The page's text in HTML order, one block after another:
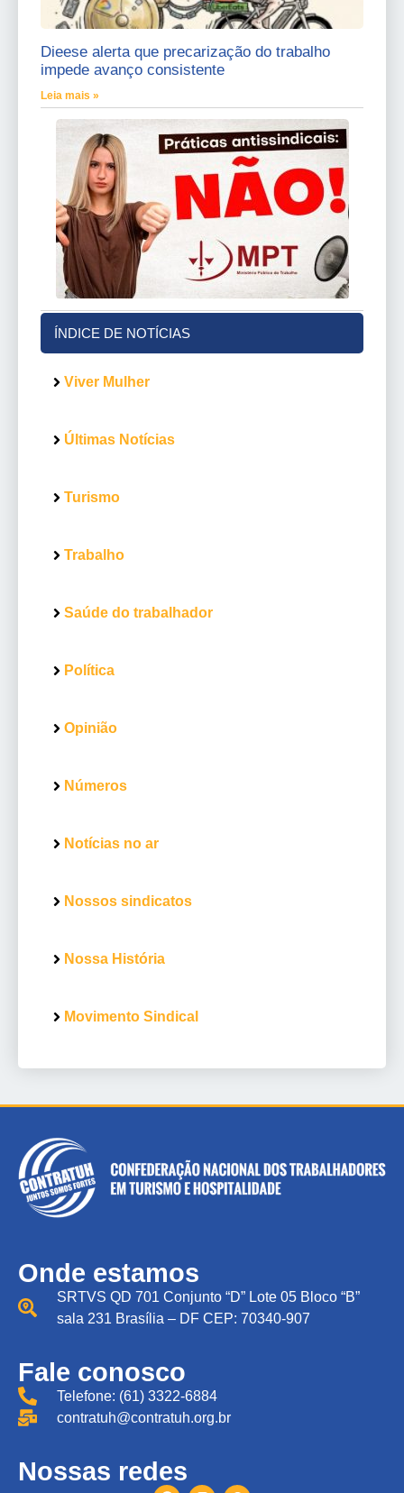
Dieese alerta que precarização do trabalho
impede avanço consistente
Leia mais »
ÍNDICE DE NOTÍCIAS
Viver Mulher
Últimas Notícias
Turismo
Trabalho
Saúde do trabalhador
Política
Opinião
Números
Notícias no ar
Nossos sindicatos
Nossa História
Movimento Sindical
Onde estamos
SRTVS QD 701 Conjunto “D” Lote 05 Bloco “B”
sala 231 Brasília – DF CEP: 70340-907
Fale conosco
Telefone: (61) 3322-6884
contratuh@contratuh.org.br
Nossas redes